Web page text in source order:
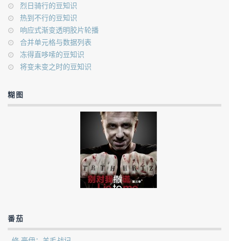
烈日骑行的豆知识
热到不行的豆知识
响应式渐变透明胶片轮播
合并单元格与数据列表
冻得直哆嗦的豆知识
将变未变之时的豆知识
糊图
番茄